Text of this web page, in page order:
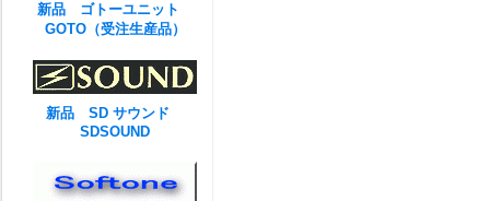
新品 ゴトーユニット
GOTO（受注生産品）
新品 SD サウンド
SDSOUND